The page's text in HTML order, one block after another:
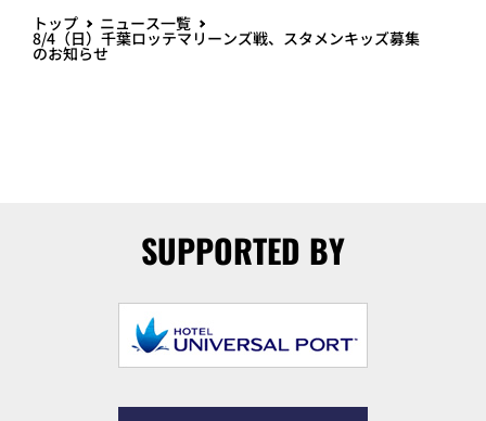
トップ ニュース一覧
8/4（日）千葉ロッテマリーンズ戦、スタメンキッズ募集
のお知らせ
SUPPORTED BY